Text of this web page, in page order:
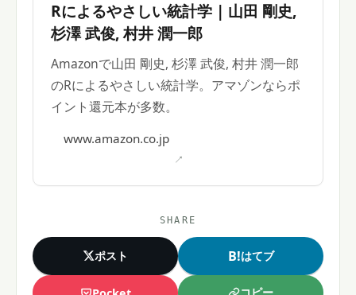
Rによるやさしい統計学 | 山田 剛史,
杉澤 武俊, 村井 潤一郎
Amazonで山田 剛史, 杉澤 武俊, 村井 潤一郎
のRによるやさしい統計学。アマゾンならポ
イント還元本が多数。
www.amazon.co.jp
SHARE
ポスト B!はてブ